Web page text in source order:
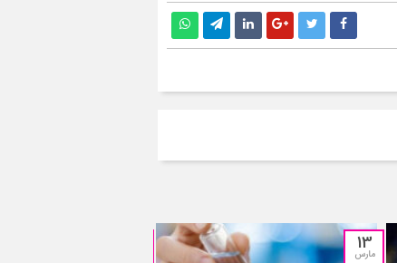
13
مارس